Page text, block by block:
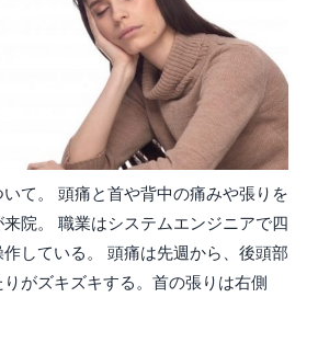
て。 頭痛と首や背中の痛みや張りを
院。 職業はシステムエンジニアで四
している。 頭痛は先週から、後頭部
がズキズキする。首の張りは右側